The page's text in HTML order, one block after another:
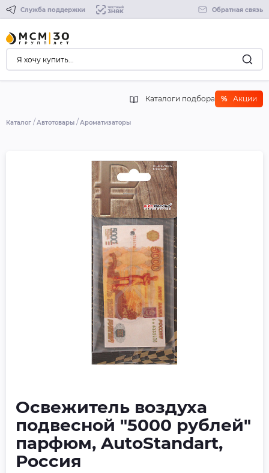
Служба поддержки Обратная связь
Каталоги подбора % Акции
Каталог Автотовары Ароматизаторы
Освежитель воздуха
подвесной "5000 рублей"
парфюм, AutoStandart,
Россия